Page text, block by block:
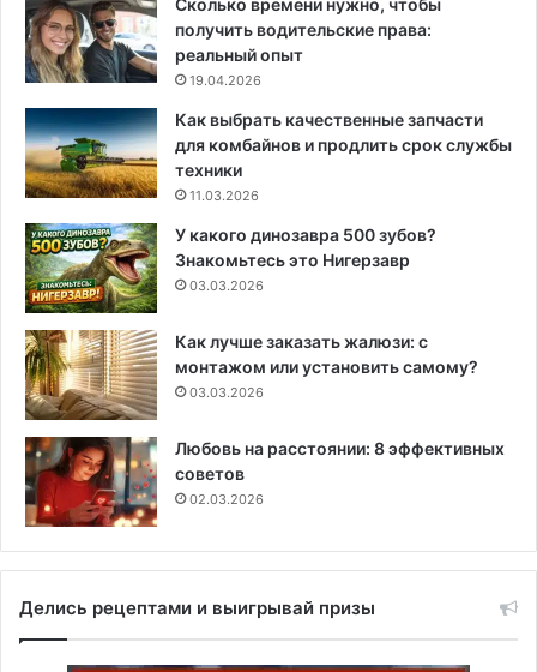
Сколько времени нужно, чтобы
получить водительские права:
реальный опыт
19.04.2026
Как выбрать качественные запчасти
для комбайнов и продлить срок службы
техники
11.03.2026
У какого динозавра 500 зубов?
Знакомьтесь это Нигерзавр
03.03.2026
Как лучше заказать жалюзи: с
монтажом или установить самому?
03.03.2026
Любовь на расстоянии: 8 эффективных
советов
02.03.2026
Делись рецептами и выигрывай призы